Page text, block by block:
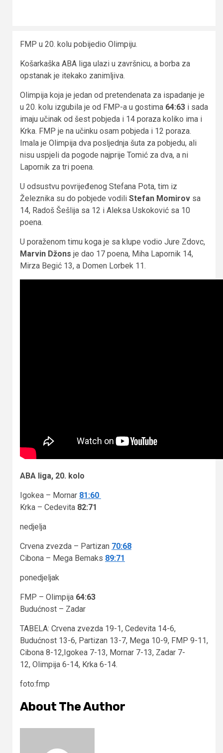
FMP u 20. kolu pobijedio Olimpiju.
Košarkaška ABA liga ulazi u završnicu, a borba za
opstanak je itekako zanimljiva.
Olimpija koja je jedan od pretendenata za ispadanje je
u 20. kolu izgubila je od FMP-a u gostima 64:63 i sada
imaju učinak od šest pobjeda i 14 poraza koliko ima i
Krka. FMP je na učinku osam pobjeda i 12 poraza.
Imala je Olimpija dva posljednja šuta za pobjedu, ali
nisu uspjeli da pogode najprije Tomić za dva, a ni
Lapornik za tri poena.
U odsustvu povrijeđenog Stefana Pota, tim iz
Železnika su do pobjede vodili Stefan Momirov sa
14, Radoš Šešlija sa 12 i Aleksa Uskoković sa 10
poena.
U poraženom timu koga je sa klupe vodio Jure Zdovc,
Marvin Džons je dao 17 poena, Miha Lapornik 14,
Mirza Begić 13, a Domen Lorbek 11.
ABA liga, 20. kolo
Igokea – Mornar 81:60
Krka – Cedevita 82:71
nedjelja
Crvena zvezda – Partizan 70:68
Cibona – Mega Bemaks 89:71
ponedjeljak
FMP – Olimpija 64:63
Budućnost – Zadar
TABELA: Crvena zvezda 19-1, Cedevita 14-6,
Budućnost 13-6, Partizan 13-7, Mega 10-9, FMP 9-11,
Cibona 8-12,Igokea 7-13, Mornar 7-13, Zadar 7-
12, Olimpija 6-14, Krka 6-14.
foto:fmp
About The Author